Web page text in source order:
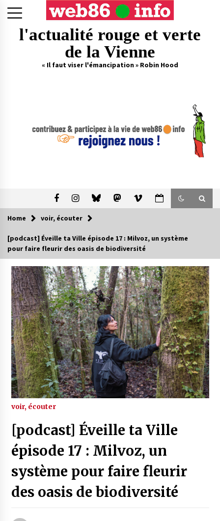
l'actualité rouge et verte
de la Vienne
« Il faut viser l'émancipation » Robin Hood
Home voir, écouter
[podcast] Éveille ta Ville épisode 17 : Milvoz, un système
pour faire fleurir des oasis de biodiversité
voir, écouter
[podcast] Éveille ta Ville
épisode 17 : Milvoz, un
système pour faire fleurir
des oasis de biodiversité